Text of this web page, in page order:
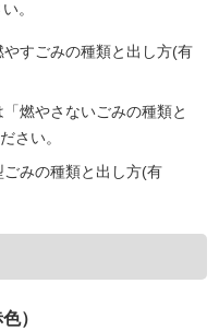
。
すごみの種類と出し方(有
燃やさないごみの種類と
さい。
みの種類と出し方(有
）